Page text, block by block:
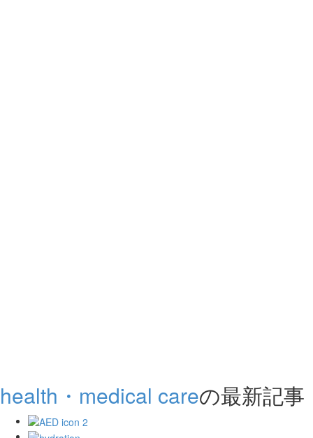
health・medical careの最新記事